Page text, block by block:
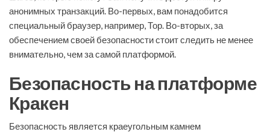
анонимных транзакций. Во-первых, вам понадобится
специальный браузер, например, Тор. Во-вторых, за
обеспечением своей безопасности стоит следить не менее
внимательно, чем за самой платформой.
Безопасность на платформе
Кракен
Безопасность является краеугольным камнем